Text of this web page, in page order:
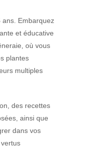
ans. Embarquez
et éducative
où vous
plantes
multiples
des recettes
ainsi que
dans vos